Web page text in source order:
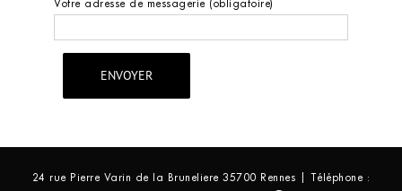
Votre adresse de messagerie (obligatoire)
24 rue Pierre Varin de la Bruneliere 35700 Rennes | Téléphone :